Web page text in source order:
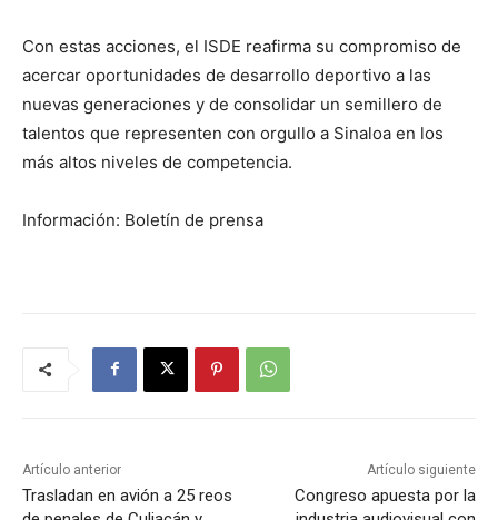
Con estas acciones, el ISDE reafirma su compromiso de
acercar oportunidades de desarrollo deportivo a las
nuevas generaciones y de consolidar un semillero de
talentos que representen con orgullo a Sinaloa en los
más altos niveles de competencia.
Información: Boletín de prensa
Artículo anterior
Trasladan en avión a 25 reos
Artículo siguiente
Congreso apuesta por la